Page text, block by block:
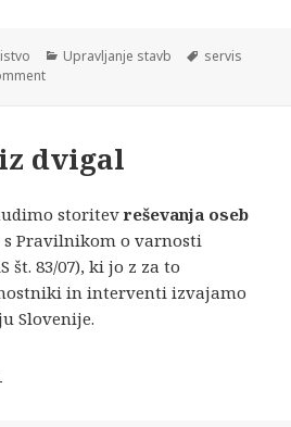
Categories
Upravljanje stavb Tags
servis
dvigal
storitevreševanja oseb
s Pravilnikom o varnosti
št. 83/07), ki jo z za to
in interventi izvajamo
Slovenije.
iz dvigal